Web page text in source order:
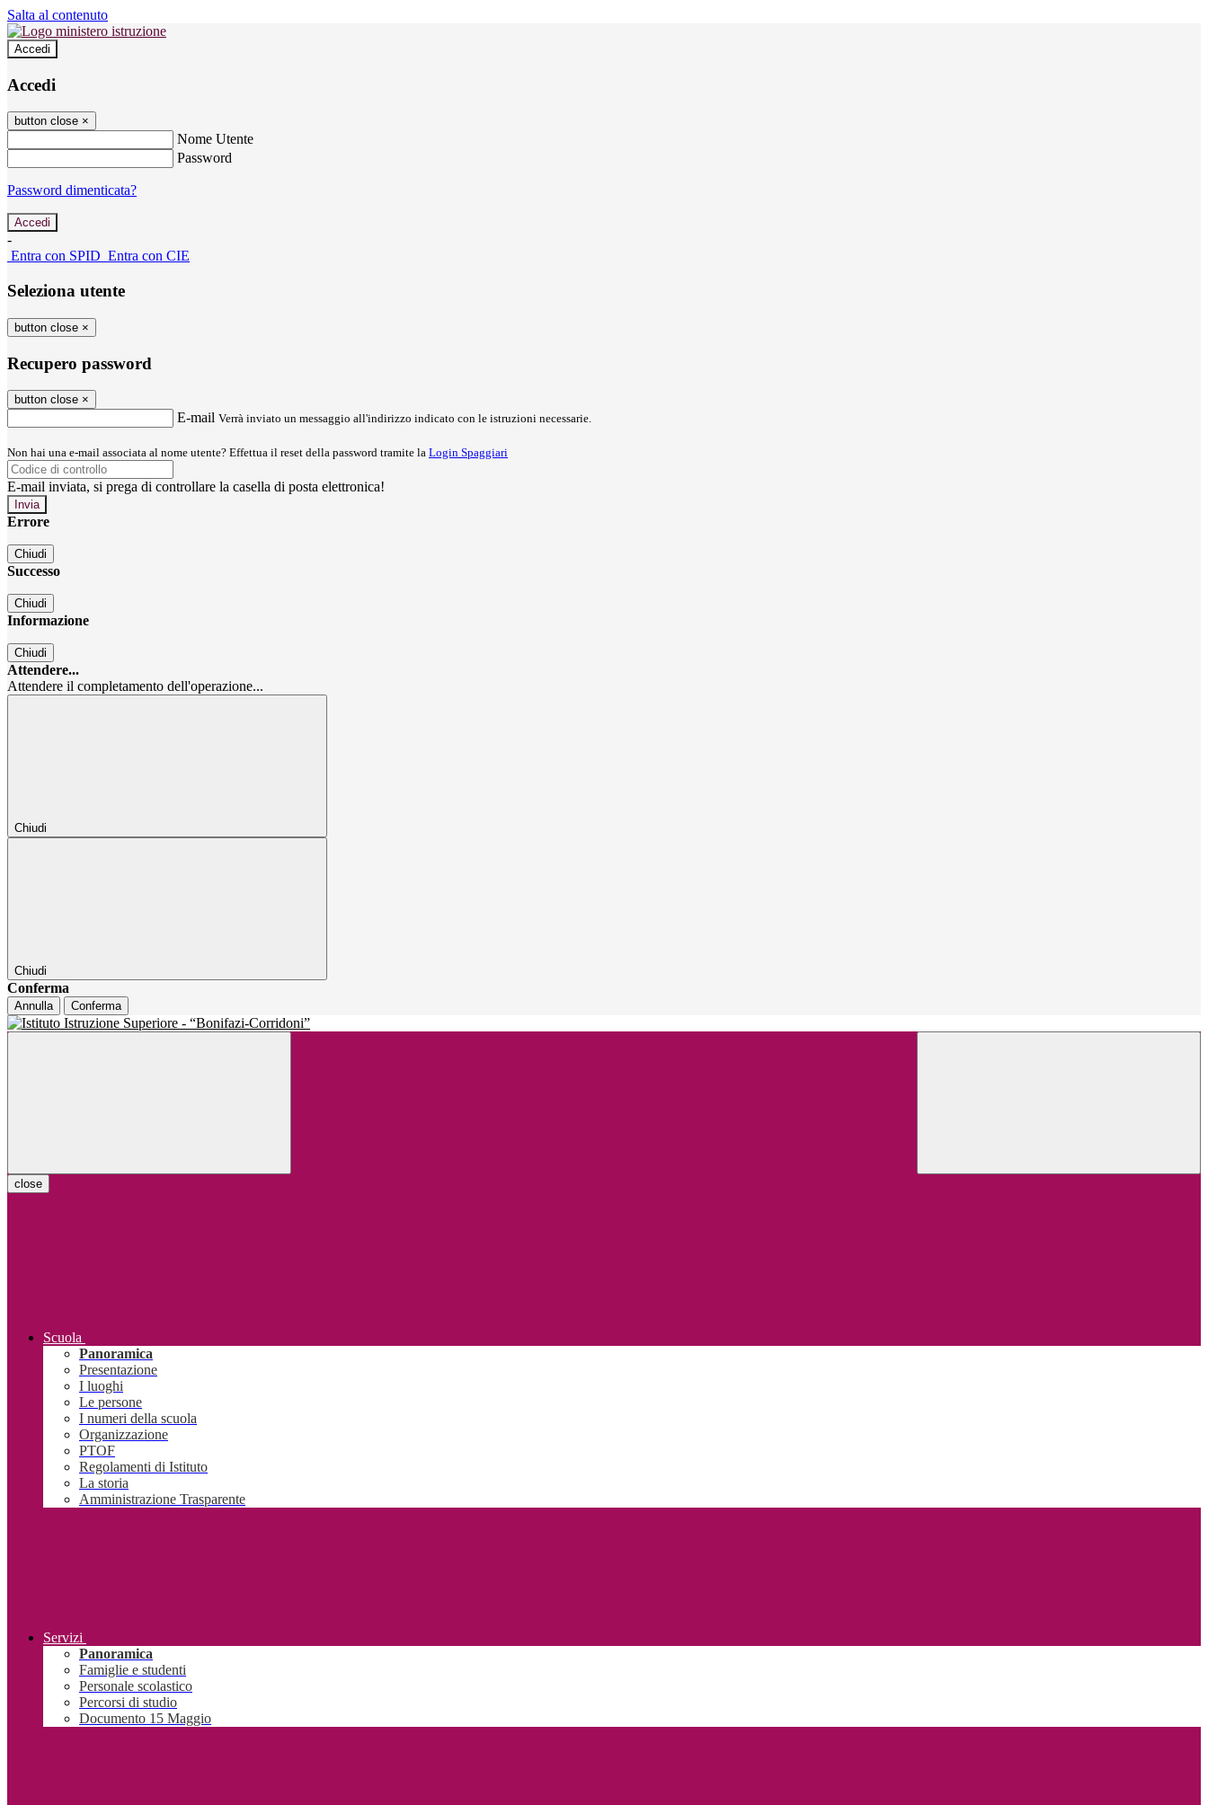
Salta al contenuto
Accedi
Accedi
button close ×
Nome Utente
Password
Password dimenticata?
-
Entra con SPID Entra con CIE
Seleziona utente
button close ×
Recupero password
button close ×
E-mail Verrà inviato un messaggio all'indirizzo indicato con le istruzioni necessarie.
Non hai una e-mail associata al nome utente? Effettua il reset della password tramite la Login Spaggiari
E-mail inviata, si prega di controllare la casella di posta elettronica!
Errore
Chiudi
Successo
Chiudi
Informazione
Chiudi
Attendere...
Attendere il completamento dell'operazione...
Chiudi
Chiudi
Conferma
Annulla Conferma
close
Scuola
Panoramica
Presentazione
I luoghi
Le persone
I numeri della scuola
Organizzazione
PTOF
Regolamenti di Istituto
La storia
Amministrazione Trasparente
Servizi
Panoramica
Famiglie e studenti
Personale scolastico
Percorsi di studio
Documento 15 Maggio